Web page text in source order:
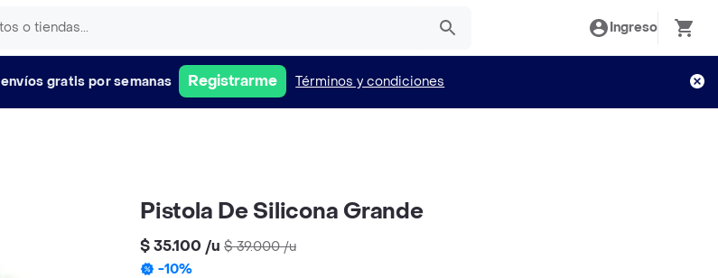
Ingreso
envíos gratis por semanas Registrarme Términos y condiciones
Pistola De Silicona Grande
$ 35.100 /u $ 39.000/u
-10%